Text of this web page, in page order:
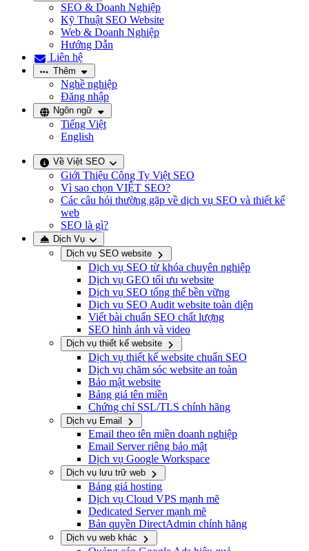
SEO & Doanh Nghiệp
Kỹ Thuật SEO Website
Web & Doanh Nghiệp
Hướng Dẫn
Liên hệ
Thêm
Nghề nghiệp
Đăng nhập
Ngôn ngữ
Tiếng Việt
English
Về Việt SEO
Giới Thiệu Công Ty Việt SEO
Vì sao chọn VIỆT SEO?
Các câu hỏi thường gặp về dịch vụ SEO và thiết kế
web
SEO là gì?
Dịch Vụ
Dịch vụ SEO website
Dịch vụ SEO từ khóa chuyên nghiệp
Dịch vụ GEO tối ưu website
Dịch vụ SEO tổng thể bền vững
Dịch vụ SEO Audit website toàn diện
Viết bài chuẩn SEO chất lượng
SEO hình ảnh và video
Dịch vụ thiết kế website
Dịch vụ thiết kế website chuẩn SEO
Dịch vụ chăm sóc website an toàn
Bảo mật website
Bảng giá tên miền
Chứng chỉ SSL/TLS chính hãng
Dịch vụ Email
Email theo tên miền doanh nghiệp
Email Server riêng bảo mật
Dịch vụ Google Workspace
Dịch vụ lưu trữ web
Bảng giá hosting
Dịch vụ Cloud VPS mạnh mẽ
Dedicated Server mạnh mẽ
Bản quyền DirectAdmin chính hãng
Dịch vụ web khác